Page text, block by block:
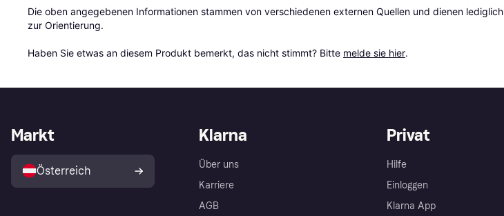
Die oben angegebenen Informationen stammen von verschiedenen externen Quellen und dienen lediglich
zur Orientierung.
Haben Sie etwas an diesem Produkt bemerkt, das nicht stimmt? Bitte melde sie hier.
Klarna
Über uns
Karriere
AGB
Privat
Hilfe
Einloggen
Klarna App
Markt
Österreich